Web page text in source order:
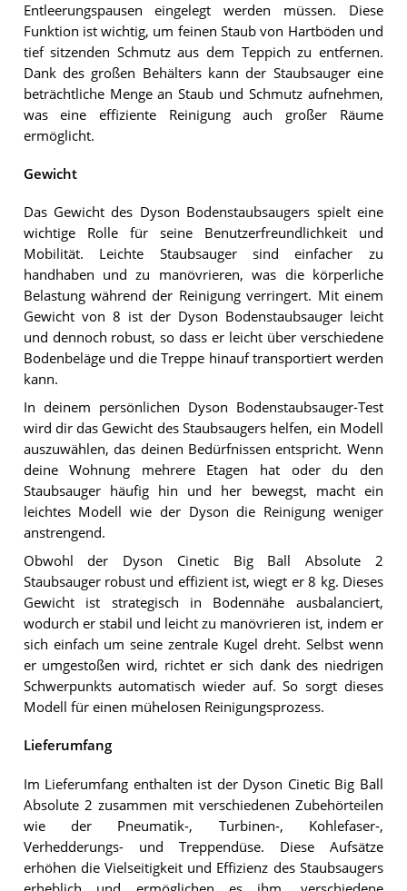
Entleerungspausen eingelegt werden müssen. Diese
Funktion ist wichtig, um feinen Staub von Hartböden und
tief sitzenden Schmutz aus dem Teppich zu entfernen.
Dank des großen Behälters kann der Staubsauger eine
beträchtliche Menge an Staub und Schmutz aufnehmen,
was eine effiziente Reinigung auch großer Räume
ermöglicht.
Gewicht
Das Gewicht des Dyson Bodenstaubsaugers spielt eine
wichtige Rolle für seine Benutzerfreundlichkeit und
Mobilität. Leichte Staubsauger sind einfacher zu
handhaben und zu manövrieren, was die körperliche
Belastung während der Reinigung verringert. Mit einem
Gewicht von 8 ist der Dyson Bodenstaubsauger leicht
und dennoch robust, so dass er leicht über verschiedene
Bodenbeläge und die Treppe hinauf transportiert werden
kann.
In deinem persönlichen Dyson Bodenstaubsauger-Test
wird dir das Gewicht des Staubsaugers helfen, ein Modell
auszuwählen, das deinen Bedürfnissen entspricht. Wenn
deine Wohnung mehrere Etagen hat oder du den
Staubsauger häufig hin und her bewegst, macht ein
leichtes Modell wie der Dyson die Reinigung weniger
anstrengend.
Obwohl der Dyson Cinetic Big Ball Absolute 2
Staubsauger robust und effizient ist, wiegt er 8 kg. Dieses
Gewicht ist strategisch in Bodennähe ausbalanciert,
wodurch er stabil und leicht zu manövrieren ist, indem er
sich einfach um seine zentrale Kugel dreht. Selbst wenn
er umgestoßen wird, richtet er sich dank des niedrigen
Schwerpunkts automatisch wieder auf. So sorgt dieses
Modell für einen mühelosen Reinigungsprozess.
Lieferumfang
Im Lieferumfang enthalten ist der Dyson Cinetic Big Ball
Absolute 2 zusammen mit verschiedenen Zubehörteilen
wie der Pneumatik-, Turbinen-, Kohlefaser-,
Verhedderungs- und Treppendüse. Diese Aufsätze
erhöhen die Vielseitigkeit und Effizienz des Staubsaugers